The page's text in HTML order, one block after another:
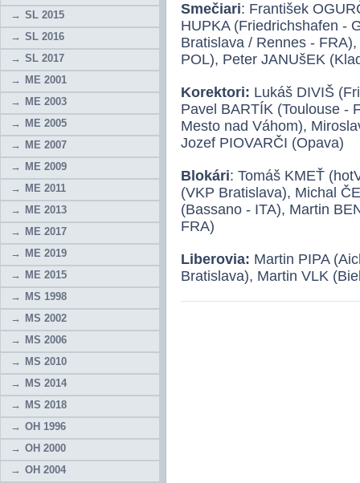
SL 2015
SL 2016
SL 2017
ME 2001
ME 2003
ME 2005
ME 2007
ME 2009
ME 2011
ME 2013
ME 2017
ME 2019
ME 2015
MS 1998
MS 2002
MS 2006
MS 2010
MS 2014
MS 2018
OH 1996
OH 2000
OH 2004
Smečiari: František
HUPKA (Friedrichshafen -
Bratislava / Rennes -
POL), Peter JANUšEK
Korektori: Lukáš DIVIŠ
Pavel BARTÍK (Toulouse -
Mesto nad Váhom),
Jozef PIOVARČI (Opava)
Blokári: Tomáš KMEŤ
(VKP Bratislava), Michal
(Bassano - ITA), Martin
FRA)
Liberovia: Martin PIPA
Bratislava), Martin VLK